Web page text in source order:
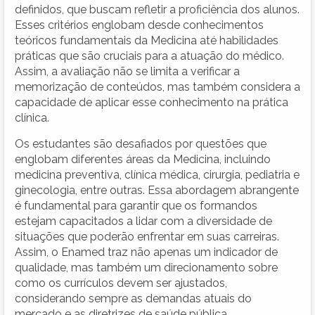
definidos, que buscam refletir a proficiência dos alunos.
Esses critérios englobam desde conhecimentos
teóricos fundamentais da Medicina até habilidades
práticas que são cruciais para a atuação do médico.
Assim, a avaliação não se limita a verificar a
memorização de conteúdos, mas também considera a
capacidade de aplicar esse conhecimento na prática
clínica.
Os estudantes são desafiados por questões que
englobam diferentes áreas da Medicina, incluindo
medicina preventiva, clínica médica, cirurgia, pediatria e
ginecologia, entre outras. Essa abordagem abrangente
é fundamental para garantir que os formandos
estejam capacitados a lidar com a diversidade de
situações que poderão enfrentar em suas carreiras.
Assim, o Enamed traz não apenas um indicador de
qualidade, mas também um direcionamento sobre
como os currículos devem ser ajustados,
considerando sempre as demandas atuais do